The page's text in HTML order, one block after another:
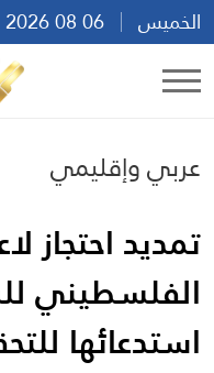
الخميس
14:26
عربي وإقليمي
تمديد احتجاز
الفلسطيني
استدعائها